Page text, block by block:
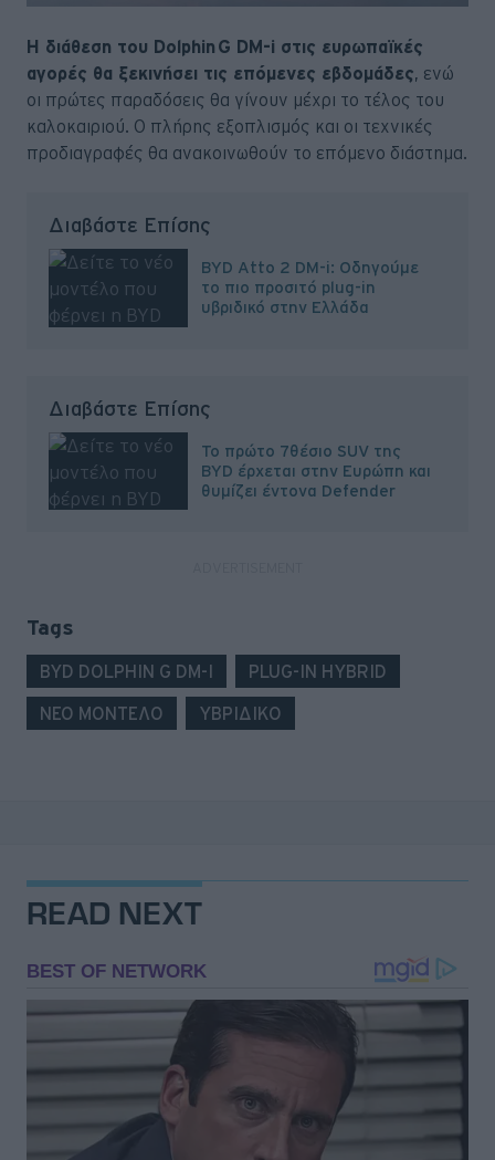
Η διάθεση του Dolphin G DM-i στις ευρωπαϊκές
αγορές θα ξεκινήσει τις επόμενες εβδομάδες, ενώ
οι πρώτες παραδόσεις θα γίνουν μέχρι το τέλος του
καλοκαιριού. Ο πλήρης εξοπλισμός και οι τεχνικές
προδιαγραφές θα ανακοινωθούν το επόμενο διάστημα.
Διαβάστε Επίσης
BYD Atto 2 DM-i: Οδηγούμε
το πιο προσιτό plug-in
υβριδικό στην Ελλάδα
Διαβάστε Επίσης
Το πρώτο 7θέσιο SUV της
BYD έρχεται στην Ευρώπη και
θυμίζει έντονα Defender
Tags
BYD DOLPHIN G DM-I PLUG-IN HYBRID
ΝΕΟ ΜΟΝΤΕΛΟ ΥΒΡΙΔΙΚΟ
READ NEXT